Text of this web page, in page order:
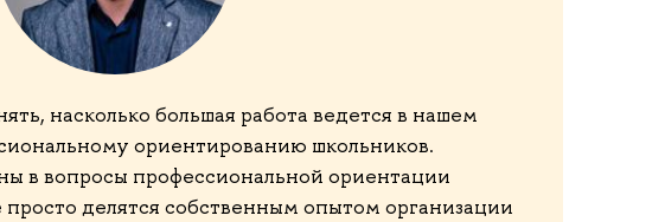
насколько большая работа ведется в нашем
ориентированию школьников.
в вопросы профессиональной ориентации
делятся собственным опытом организации